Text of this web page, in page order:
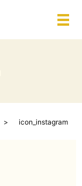
メ
icon_instagram